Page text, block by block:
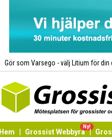
Gör som Varsego - välj Litium för din
Hem Grossist Webbyrå
Ny!